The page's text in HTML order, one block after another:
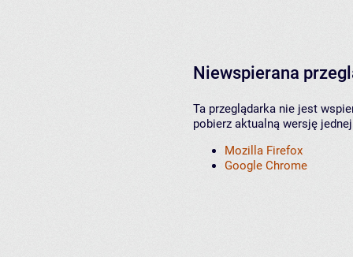
Niewspierana
Ta przeglądarka nie jest
pobierz aktualną wersję
Mozilla Firefox
Google Chrome